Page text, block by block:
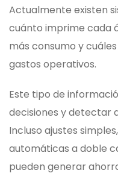
Actualmente existen
cuánto imprime cada
más consumo y
gastos operativos.
Este tipo de
decisiones y detectar
Incluso ajustes
automáticas a doble
pueden generar